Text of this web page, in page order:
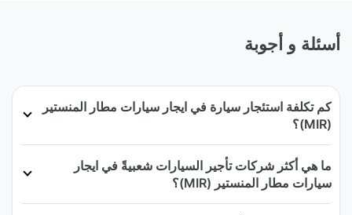
أسئلة و أجوبة
كم تكلفة استئجار سيارة في ايجار سيارات مطار المنستير
(MIR)؟
ما هي أكثر شركات تأجير السيارات شعبيةً في ايجار
سيارات مطار المنستير (MIR)؟